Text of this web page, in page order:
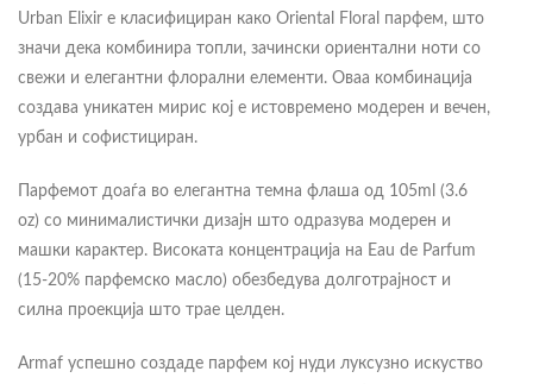
Urban Elixir е класифициран како Oriental Floral парфем, што
значи дека комбинира топли, зачински ориентални ноти со
свежи и елегантни флорални елементи. Оваа комбинација
создава уникатен мирис кој е истовремено модерен и вечен,
урбан и софистициран.
Парфемот доаѓа во елегантна темна флаша од 105ml (3.6
oz) со минималистички дизајн што одразува модерен и
машки карактер. Високата концентрација на Eau de Parfum
(15-20% парфемско масло) обезбедува долготрајност и
силна проекција што трае целден.
Armaf успешно создаде парфем кој нуди луксузно искуство